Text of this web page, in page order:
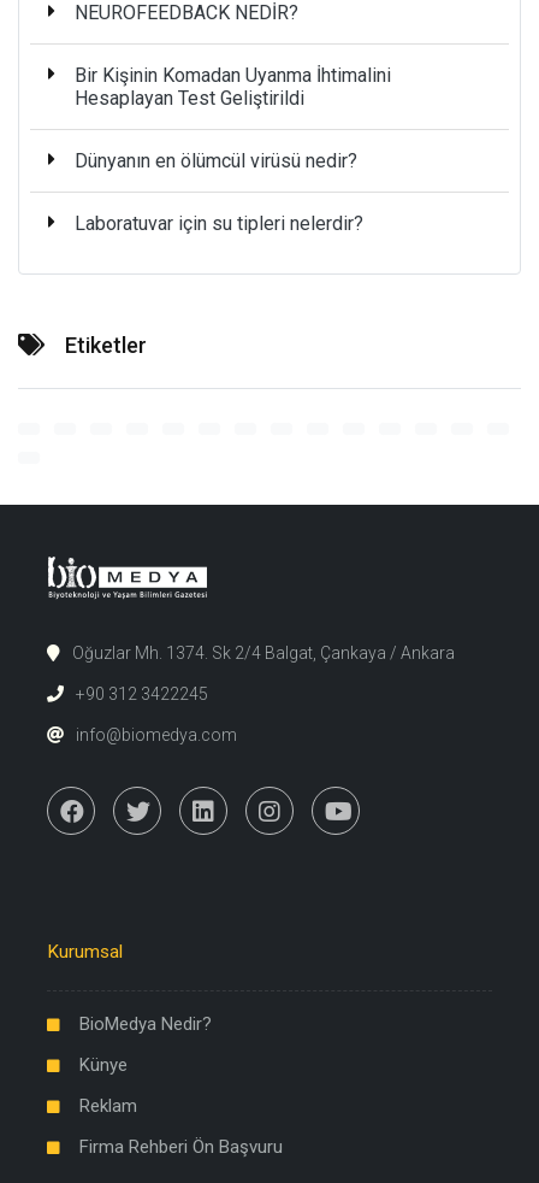
NEUROFEEDBACK NEDİR?
Bir Kişinin Komadan Uyanma İhtimalini
Hesaplayan Test Geliştirildi
Dünyanın en ölümcül virüsü nedir?
Laboratuvar için su tipleri nelerdir?
Etiketler
Oğuzlar Mh. 1374. Sk 2/4 Balgat, Çankaya / Ankara
+90 312 3422245
info@biomedya.com
Kurumsal
BioMedya Nedir?
Künye
Reklam
Firma Rehberi Ön Başvuru